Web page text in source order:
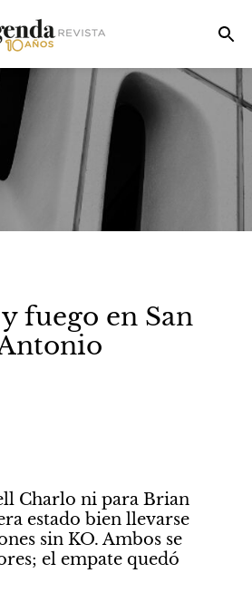
fuego en San
Charlo ni para Brian
estado bien llevarse
sin KO. Ambos se
el empate quedó